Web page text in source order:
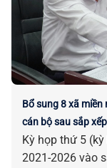
Bổ sung 8 xã
cán bộ sau sắp
Kỳ họp thứ 5
2021-2026 vào